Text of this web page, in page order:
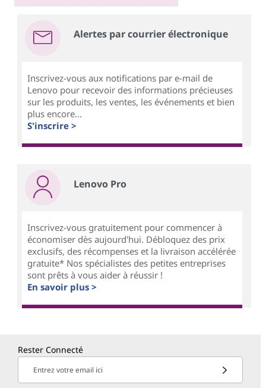
Alertes par courrier électronique
Inscrivez-vous aux notifications par e-mail de
Lenovo pour recevoir des informations précieuses
sur les produits, les ventes, les événements et bien
plus encore...
S'inscrire >
Lenovo Pro
Inscrivez-vous gratuitement pour commencer à
économiser dès aujourd'hui. Débloquez des prix
exclusifs, des récompenses et la livraison accélérée
gratuite* Nos spécialistes des petites entreprises
sont prêts à vous aider à réussir !
En savoir plus >
Rester Connecté
Entrez votre email ici